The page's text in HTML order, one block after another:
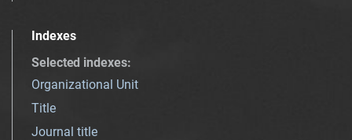
Indexes
Selected indexes:
Organizational Unit
Title
Journal title